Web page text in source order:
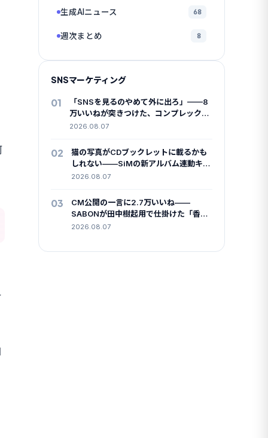
生成AIニュース 68
週次まとめ 8
SNSマーケティング
01
「SNSを見るのやめて外に出ろ」——8
万いいねが突きつけた、コンプレックス
商法とAI美女の関係
2026.08.07
02
猫の写真がCDブックレットに載るかも
しれない——SiMの新アルバム連動キャ
ンペーンに学ぶUGC設計
2026.08.07
03
CM公開の一言に2.7万いいね——
SABONが田中樹起用で仕掛けた「香り
の店内放送」という長期戦
2026.08.07